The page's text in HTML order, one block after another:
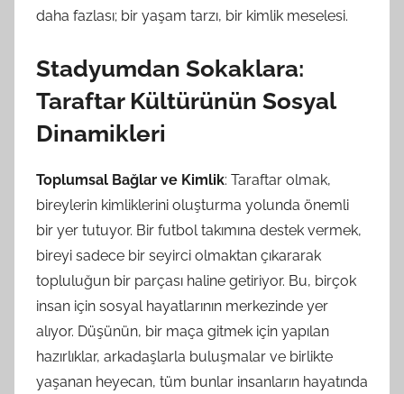
daha fazlası; bir yaşam tarzı, bir kimlik meselesi.
Stadyumdan Sokaklara:
Taraftar Kültürünün Sosyal
Dinamikleri
Toplumsal Bağlar ve Kimlik: Taraftar olmak,
bireylerin kimliklerini oluşturma yolunda önemli
bir yer tutuyor. Bir futbol takımına destek vermek,
bireyi sadece bir seyirci olmaktan çıkararak
topluluğun bir parçası haline getiriyor. Bu, birçok
insan için sosyal hayatlarının merkezinde yer
alıyor. Düşünün, bir maça gitmek için yapılan
hazırlıklar, arkadaşlarla buluşmalar ve birlikte
yaşanan heyecan, tüm bunlar insanların hayatında